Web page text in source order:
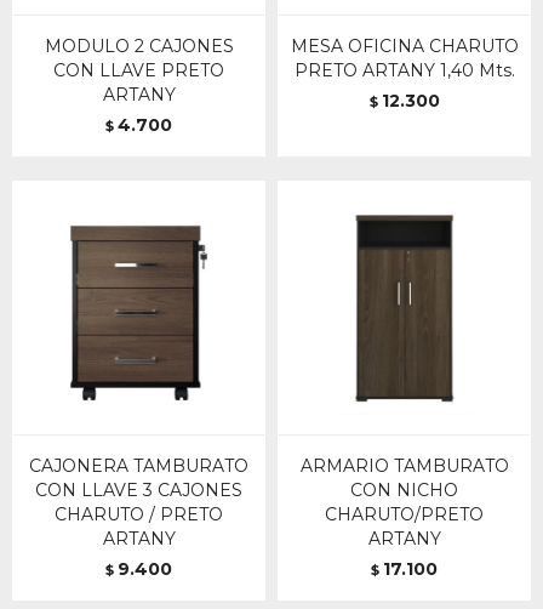
MODULO 2 CAJONES
CON LLAVE PRETO
ARTANY
$ 4.700
MESA OFICINA CHARUTO
PRETO ARTANY 1,40 Mts.
$ 12.300
CAJONERA TAMBURATO
CON LLAVE 3 CAJONES
CHARUTO / PRETO
ARTANY
$ 9.400
ARMARIO TAMBURATO
CON NICHO
CHARUTO/PRETO
ARTANY
$ 17.100